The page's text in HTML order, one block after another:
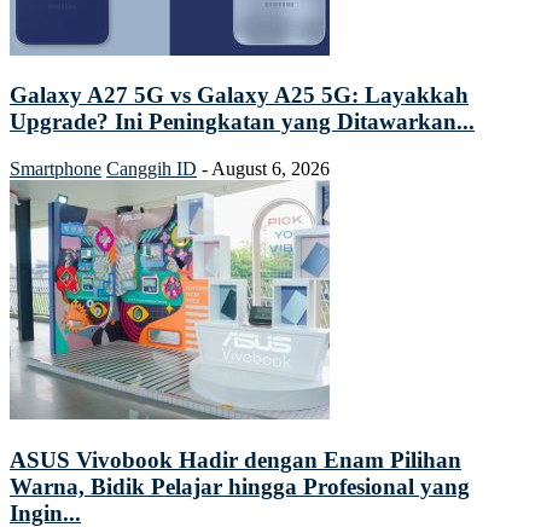
Galaxy A27 5G vs Galaxy A25 5G: Layakkah
Upgrade? Ini Peningkatan yang Ditawarkan...
Smartphone Canggih ID - August 6, 2026
ASUS Vivobook Hadir dengan Enam Pilihan
Warna, Bidik Pelajar hingga Profesional yang
Ingin...